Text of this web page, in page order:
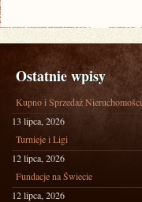
Ostatnie wpisy
Kupno i Sprzedaż Nieruchomości
13 lipca, 2026
Turnieje i Ligi
12 lipca, 2026
Fundacje na Świecie
12 lipca, 2026